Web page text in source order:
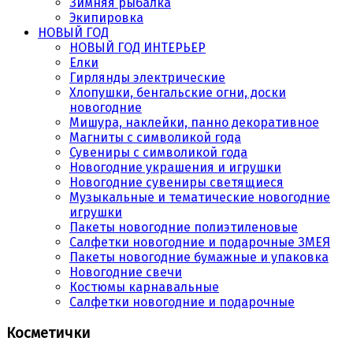
Экипировка
НОВЫЙ ГОД
НОВЫЙ ГОД ИНТЕРЬЕР
Елки
Гирлянды электрические
Хлопушки, бенгальские огни, доски
новогодние
Мишура, наклейки, панно декоративное
Магниты с символикой года
Сувениры с символикой года
Новогодние украшения и игрушки
Новогодние сувениры светящиеся
Музыкальные и тематические новогодние
игрушки
Пакеты новогодние полиэтиленовые
Салфетки новогодние и подарочные ЗМЕЯ
Пакеты новогодние бумажные и упаковка
Новогодние свечи
Костюмы карнавальные
Салфетки новогодние и подарочные
Косметички